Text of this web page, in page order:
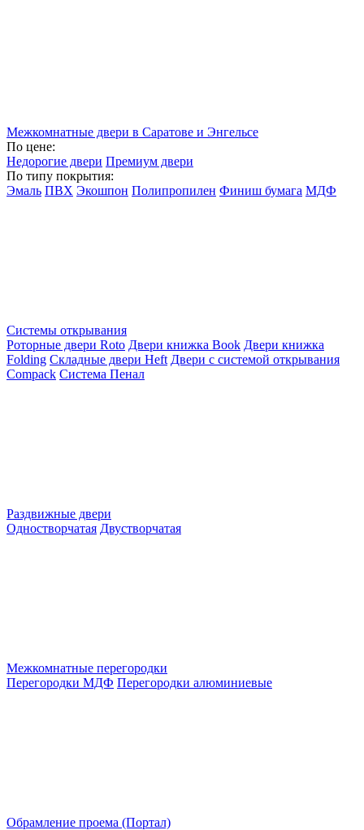
Межкомнатные двери в Саратове и Энгельсе
По цене:
Недорогие двери Премиум двери
По типу покрытия:
Эмаль ПВХ Экошпон Полипропилен Финиш бумага МДФ
Системы открывания
Роторные двери Roto Двери книжка Book Двери книжка
Folding Складные двери Heft Двери с системой открывания
Compack Система Пенал
Раздвижные двери
Одностворчатая Двустворчатая
Межкомнатные перегородки
Перегородки МДФ Перегородки алюминиевые
Обрамление проема (Портал)